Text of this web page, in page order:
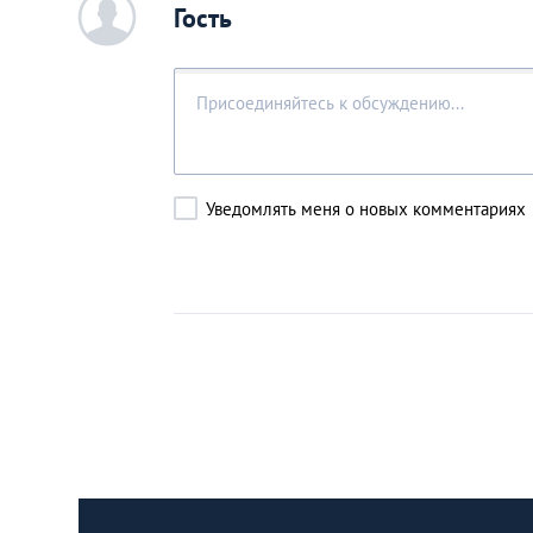
c Гость
Уведомлять меня о новых комментариях